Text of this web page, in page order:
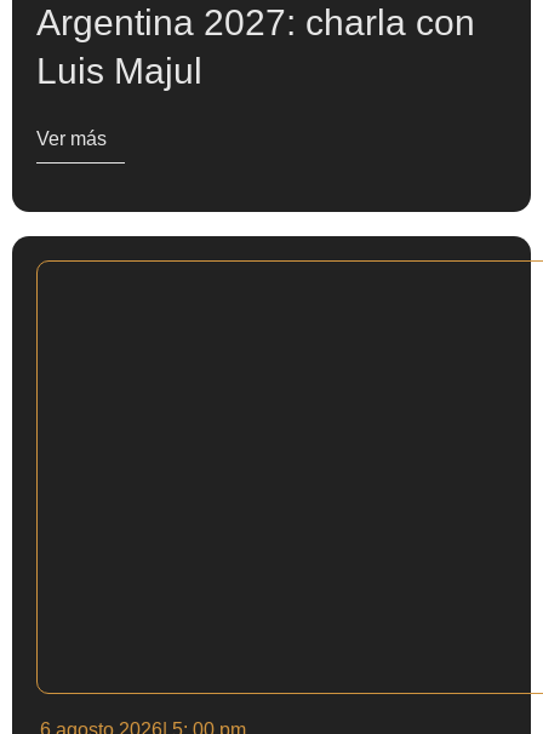
Argentina 2027: charla con
Luis Majul
Ver más
6 agosto 2026 | 5: 00 pm